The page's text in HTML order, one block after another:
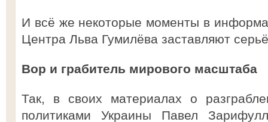
И всё же некоторые моменты в
Центра Льва Гумилёва заставляют
Вор и грабитель мирового масштаба
Так, в своих материалах о
политиками Украины Павел